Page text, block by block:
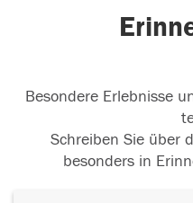
Besondere Erlebnisse
Schreiben Sie über
besonders in